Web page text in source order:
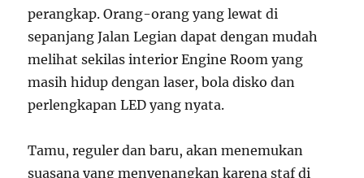
perangkap. Orang-orang yang lewat di
sepanjang Jalan Legian dapat dengan mudah
melihat sekilas interior Engine Room yang
masih hidup dengan laser, bola disko dan
perlengkapan LED yang nyata.
Tamu, reguler dan baru, akan menemukan
suasana yang menyenangkan karena staf di